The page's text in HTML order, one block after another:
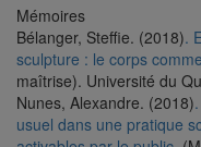
Mémoires
Bélanger, Steffie. (2018).
sculpture : le corps
maîtrise). Université du
Nunes, Alexandre. (2018)
usuel dans une pratique